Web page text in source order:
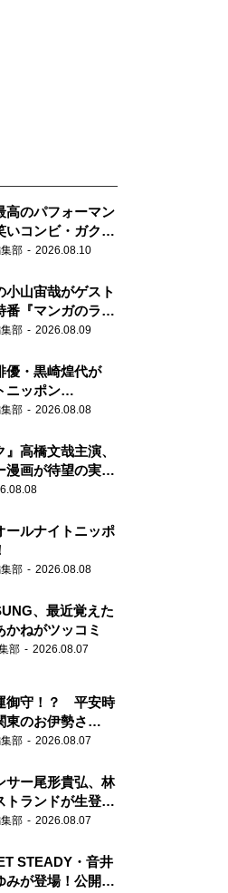
高のパフォーマン
いコンビ・ガクヅ
オールナイトニ
部 2026.08.10
小山宙哉がゲスト
番『マンガのラジ
シャル 』
部 2026.08.09
優・黒崎煌代が
ニッポン
場「今からとて
部 2026.08.08
』高橋文哉主演、
漫画が待望の実写
ールナイトニッポ
部 2026.08.08
、最近覚えた
かねがツッコミ
部 2026.08.07
御守！？ 平安時
東のお伊勢さ
てランパンプス
部 2026.08.07
サー尾形貴弘、林
トランドが生登
バリー昼ズ』
部 2026.08.07
STEADY・音井
みが登場！公開収